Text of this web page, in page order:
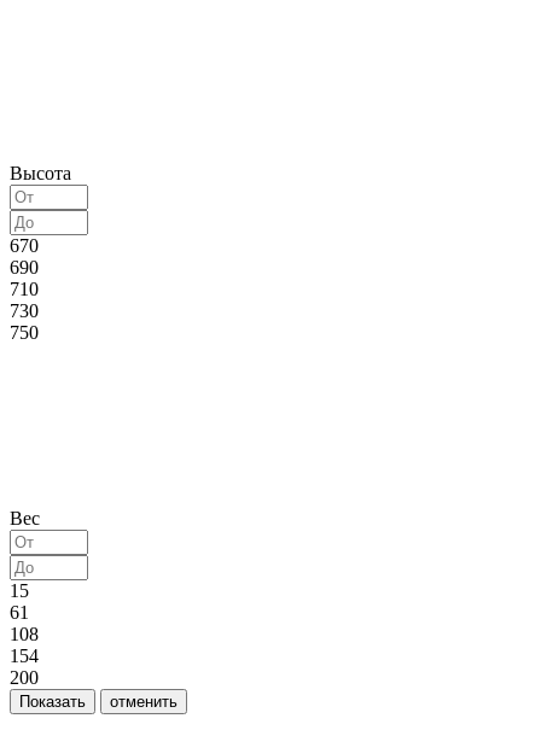
Высота
670
690
710
730
750
Вес
15
61
108
154
200